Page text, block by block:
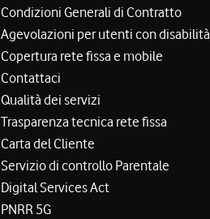
Condizioni Generali di Contratto
Agevolazioni per utenti con disabilità
Copertura rete fissa e mobile
Contattaci
Qualità dei servizi
Trasparenza tecnica rete fissa
Carta del Cliente
Servizio di controllo Parentale
Digital Services Act
PNRR 5G